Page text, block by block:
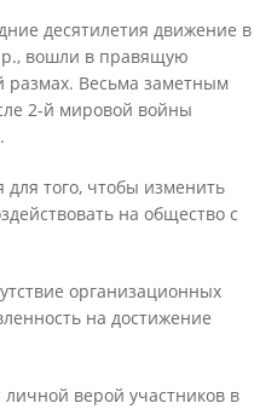
десятилетия движение в
вошли в правящую
Весьма заметным
2-й мировой войны
того, чтобы изменить
на общество с
организационных
на достижение
верой участников в